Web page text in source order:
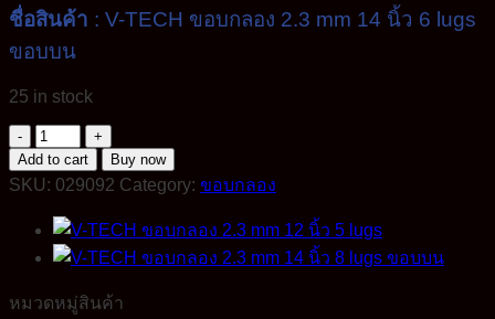
ชื่อสินค้า : V-TECH ขอบกลอง 2.3 mm 14 นิ้ว 6 lugs
ขอบบน
25 in stock
V-
TECH
Drum
Hoop
ขอบ
กลอง
2.3
14
Add to cart Buy now
SKU: 029092 Category: ขอบกลอง
หมวดหมู่สินค้า